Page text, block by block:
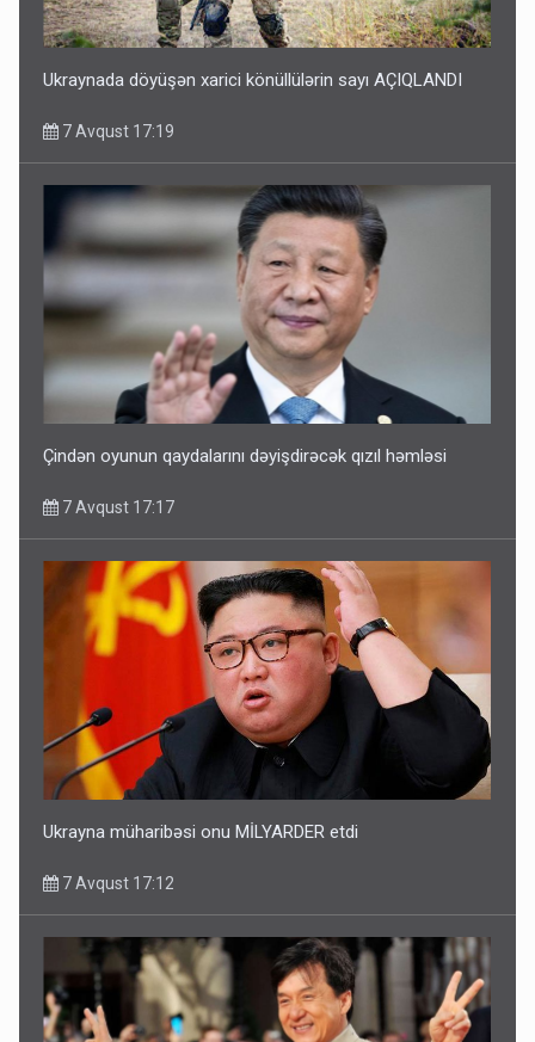
Ukraynada döyüşən xarici könüllülərin sayı AÇIQLANDI
7 Avqust 17:19
Çindən oyunun qaydalarını dəyişdirəcək qızıl həmləsi
7 Avqust 17:17
Ukrayna müharibəsi onu MİLYARDER etdi
7 Avqust 17:12